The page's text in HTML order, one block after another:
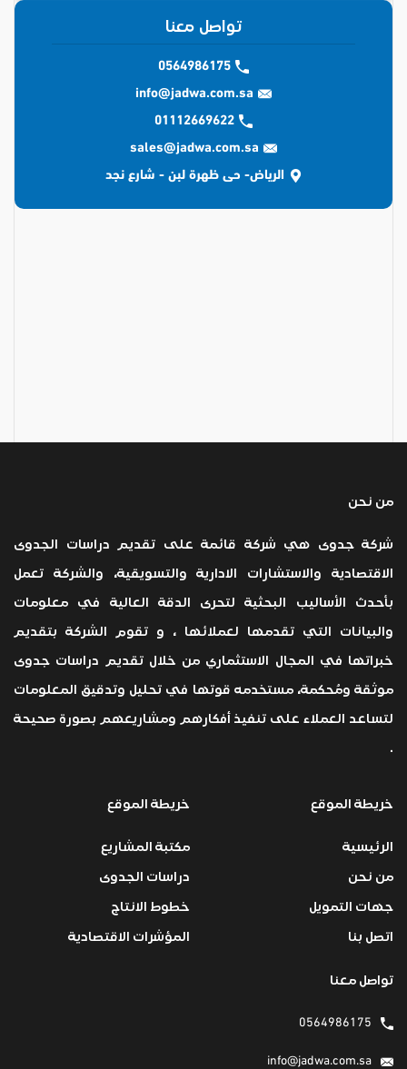
تواصل معنا
0564986175
info@jadwa.com.sa
01112669622
sales@jadwa.com.sa
الرياض- حى ظهرة لبن - شارع نجد
من نحن
شركة جدوى هي شركة قائمة على تقديم دراسات الجدوى
الاقتصادية والاستشارات الادارية والتسويقية، والشركة تعمل
بأحدث الأساليب البحثية لتحرى الدقة العالية في معلومات
والبيانات التي تقدمها لعملائها ، و تقوم الشركة بتقديم
خبراتها في المجال الاستثماري من خلال تقديم دراسات جدوى
موثقة ومُحكمة، مستخدمه قوتها في تحليل وتدقيق المعلومات
لتساعد العملاء على تنفيذ أفكارهم ومشاريعهم بصورة صحيحة
.
خريطة الموقع
الرئيسية
من نحن
جهات التمويل
اتصل بنا
خريطة الموقع
مكتبة المشاريع
دراسات الجدوى
خطوط الانتاج
المؤشرات الاقتصادية
تواصل معنا
0564986175
info@jadwa.com.sa